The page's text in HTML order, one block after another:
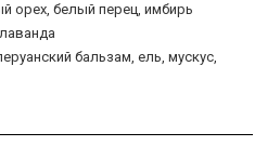
орех, белый перец, имбирь
лаванда
бальзам, ель, мускус,